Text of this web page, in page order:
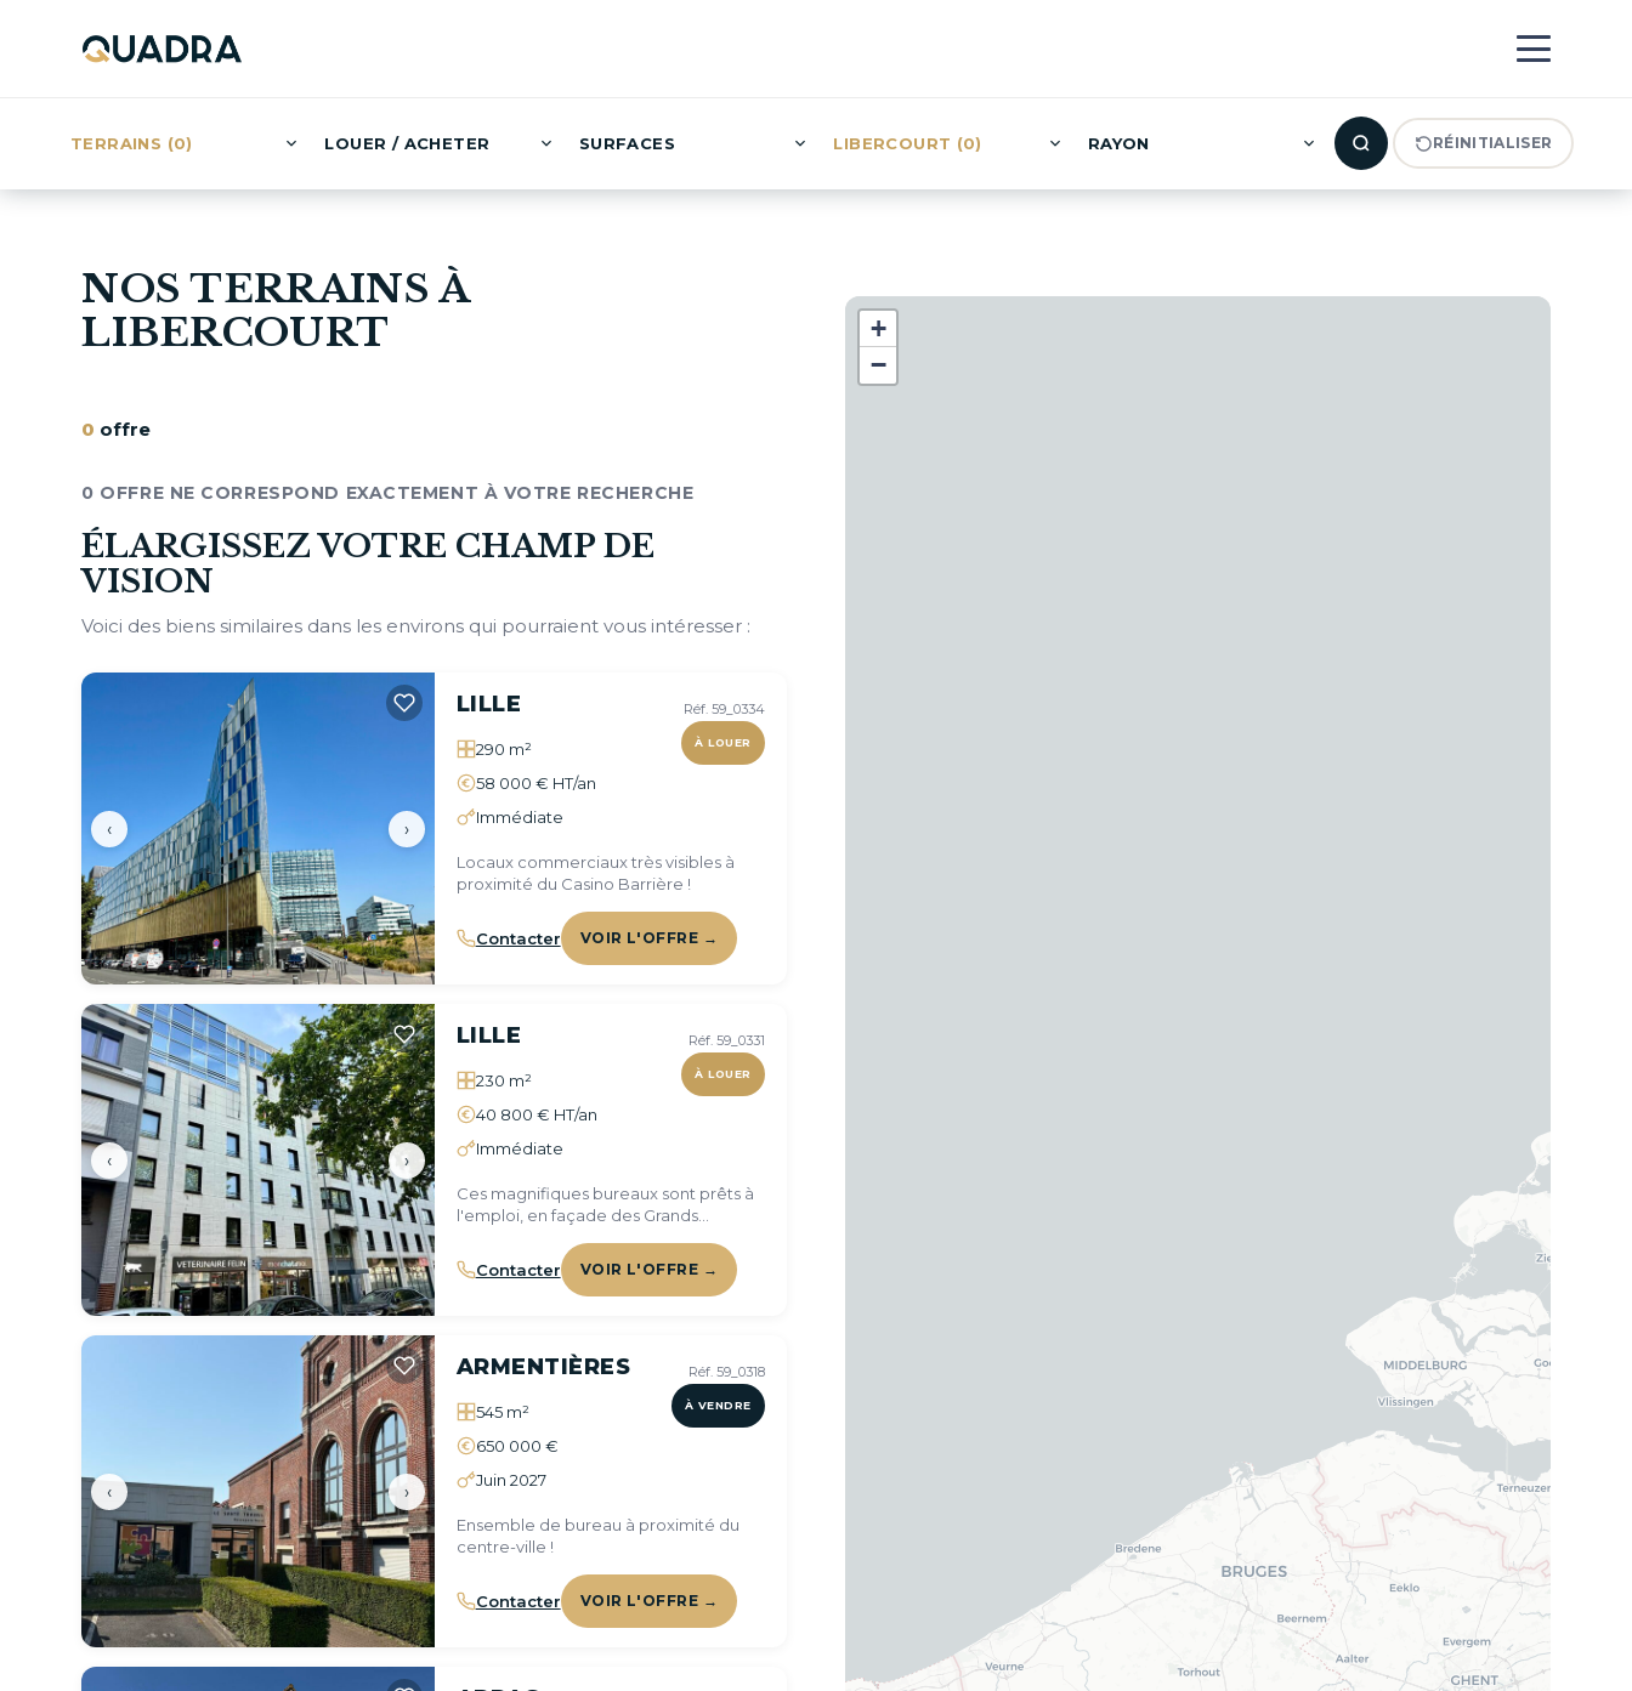
TERRAINS (0) LOUER / ACHETER SURFACES LIBERCOURT (0) RAYON RÉINITIALISER
NOS TERRAINS À
LIBERCOURT
0 offre
0 OFFRE NE CORRESPOND EXACTEMENT À VOTRE RECHERCHE
ÉLARGISSEZ VOTRE CHAMP DE
VISION
Voici des biens similaires dans les environs qui pourraient vous intéresser :
‹ ›
Réf. 59_0334
À LOUER
LILLE
290 m²
58 000 € HT/an
Immédiate
Locaux commerciaux très visibles à
proximité du Casino Barrière !
Contacter VOIR L'OFFRE →
‹ ›
Réf. 59_0331
À LOUER
LILLE
230 m²
40 800 € HT/an
Immédiate
Ces magnifiques bureaux sont prêts à
l'emploi, en façade des Grands
Contacter
VOIR L'OFFRE →
‹ ›
Réf. 59_0318
À VENDRE
ARMENTIÈRES
545 m²
650 000 €
Juin 2027
Ensemble de bureau à proximité du
centre-ville !
Contacter VOIR L'OFFRE →
+
−